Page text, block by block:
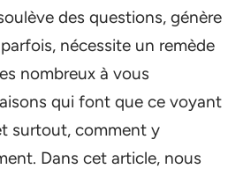
des questions, génère
nécessite un remède
nombreux à vous
qui font que ce voyant
surtout, comment y
Dans cet article, nous